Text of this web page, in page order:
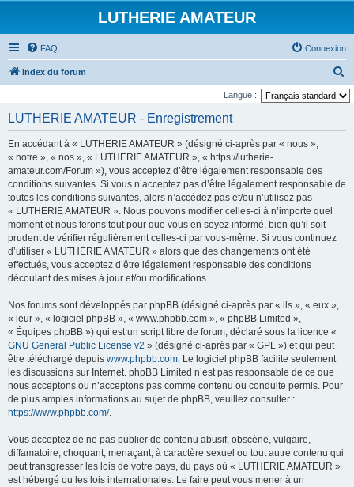
LUTHERIE AMATEUR
FAQ Connexion
Index du forum
e
Langue :
LUTHERIE AMATEUR - Enregistrement
En accédant à « LUTHERIE AMATEUR » (désigné ci-après par « nous »,
« notre », « nos », « LUTHERIE AMATEUR », « https://lutherie-
amateur.com/Forum »), vous acceptez d’être légalement responsable des
conditions suivantes. Si vous n’acceptez pas d’être légalement responsable de
toutes les conditions suivantes, alors n’accédez pas et/ou n’utilisez pas
« LUTHERIE AMATEUR ». Nous pouvons modifier celles-ci à n’importe quel
moment et nous ferons tout pour que vous en soyez informé, bien qu’il soit
prudent de vérifier régulièrement celles-ci par vous-même. Si vous continuez
d’utiliser « LUTHERIE AMATEUR » alors que des changements ont été
effectués, vous acceptez d’être légalement responsable des conditions
découlant des mises à jour et/ou modifications.
Nos forums sont développés par phpBB (désigné ci-après par « ils », « eux »,
« leur », « logiciel phpBB », « www.phpbb.com », « phpBB Limited »,
« Équipes phpBB ») qui est un script libre de forum, déclaré sous la licence «
GNU General Public License v2 » (désigné ci-après par « GPL ») et qui peut
être téléchargé depuis www.phpbb.com. Le logiciel phpBB facilite seulement
les discussions sur Internet. phpBB Limited n’est pas responsable de ce que
nous acceptons ou n’acceptons pas comme contenu ou conduite permis. Pour
de plus amples informations au sujet de phpBB, veuillez consulter :
https://www.phpbb.com/.
Vous acceptez de ne pas publier de contenu abusif, obscène, vulgaire,
diffamatoire, choquant, menaçant, à caractère sexuel ou tout autre contenu qui
peut transgresser les lois de votre pays, du pays où « LUTHERIE AMATEUR »
est hébergé ou les lois internationales. Le faire peut vous mener à un